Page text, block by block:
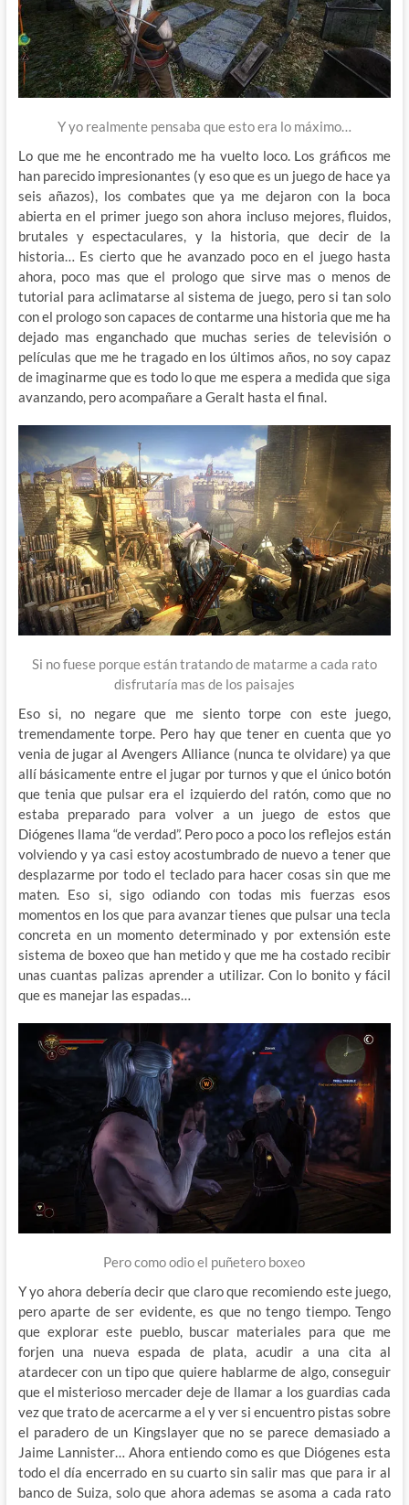
Y yo realmente pensaba que esto era lo máximo…
Lo que me he encontrado me ha vuelto loco. Los gráficos me
han parecido impresionantes (y eso que es un juego de hace ya
seis añazos), los combates que ya me dejaron con la boca
abierta en el primer juego son ahora incluso mejores, fluidos,
brutales y espectaculares, y la historia, que decir de la
historia… Es cierto que he avanzado poco en el juego hasta
ahora, poco mas que el prologo que sirve mas o menos de
tutorial para aclimatarse al sistema de juego, pero si tan solo
con el prologo son capaces de contarme una historia que me ha
dejado mas enganchado que muchas series de televisión o
películas que me he tragado en los últimos años, no soy capaz
de imaginarme que es todo lo que me espera a medida que siga
avanzando, pero acompañare a Geralt hasta el final.
Si no fuese porque están tratando de matarme a cada rato
disfrutaría mas de los paisajes
Eso si, no negare que me siento torpe con este juego,
tremendamente torpe. Pero hay que tener en cuenta que yo
venia de jugar al Avengers Alliance (nunca te olvidare) ya que
allí básicamente entre el jugar por turnos y que el único botón
que tenia que pulsar era el izquierdo del ratón, como que no
estaba preparado para volver a un juego de estos que
Diógenes llama “de verdad”. Pero poco a poco los reflejos están
volviendo y ya casi estoy acostumbrado de nuevo a tener que
desplazarme por todo el teclado para hacer cosas sin que me
maten. Eso si, sigo odiando con todas mis fuerzas esos
momentos en los que para avanzar tienes que pulsar una tecla
concreta en un momento determinado y por extensión este
sistema de boxeo que han metido y que me ha costado recibir
unas cuantas palizas aprender a utilizar. Con lo bonito y fácil
que es manejar las espadas…
Pero como odio el puñetero boxeo
Y yo ahora debería decir que claro que recomiendo este juego,
pero aparte de ser evidente, es que no tengo tiempo. Tengo
que explorar este pueblo, buscar materiales para que me
forjen una nueva espada de plata, acudir a una cita al
atardecer con un tipo que quiere hablarme de algo, conseguir
que el misterioso mercader deje de llamar a los guardias cada
vez que trato de acercarme a el y ver si encuentro pistas sobre
el paradero de un Kingslayer que no se parece demasiado a
Jaime Lannister… Ahora entiendo como es que Diógenes esta
todo el día encerrado en su cuarto sin salir mas que para ir al
banco de Suiza, solo que ahora ademas se asoma a cada rato